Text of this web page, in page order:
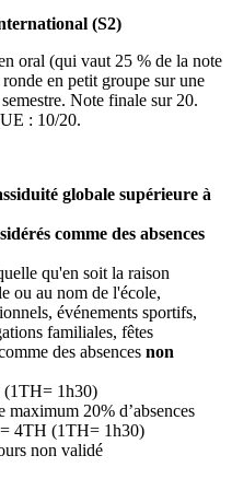
(S2)
oral (qui vaut 25 % de la note
en petit groupe sur une
Note finale sur 20.
: 10/20.
globale supérieure à
comme des absences
qu'en soit la raison
ou au nom de l'école,
événements sportifs,
familiales, fêtes
des absences non
(1TH= 1h30)
maximum 20% d’absences
= 4TH (1TH= 1h30)
non validé